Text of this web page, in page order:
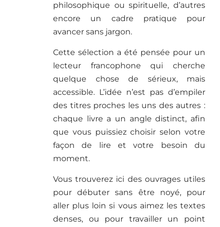
philosophique ou spirituelle, d’autres
encore un cadre pratique pour
avancer sans jargon.
Cette sélection a été pensée pour un
lecteur francophone qui cherche
quelque chose de sérieux, mais
accessible. L’idée n’est pas d’empiler
des titres proches les uns des autres :
chaque livre a un angle distinct, afin
que vous puissiez choisir selon votre
façon de lire et votre besoin du
moment.
Vous trouverez ici des ouvrages utiles
pour débuter sans être noyé, pour
aller plus loin si vous aimez les textes
denses, ou pour travailler un point